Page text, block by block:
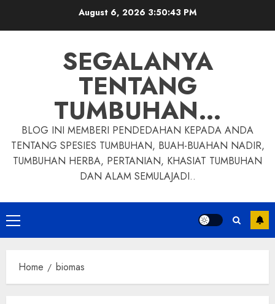
August 6, 2026 3:50:44 PM
SEGALANYA
TENTANG
TUMBUHAN…
BLOG INI MEMBERI PENDEDAHAN KEPADA ANDA
TENTANG SPESIES TUMBUHAN, BUAH-BUAHAN NADIR,
TUMBUHAN HERBA, PERTANIAN, KHASIAT TUMBUHAN
DAN ALAM SEMULAJADI..
Primary
Menu
Home biomas